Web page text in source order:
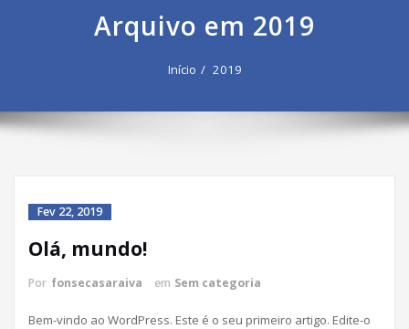
Arquivo em 2019
Início 2019
Fev 22, 2019
Olá, mundo!
Por fonsecasaraiva em Sem categoria
Bem-vindo ao WordPress. Este é o seu primeiro artigo. Edite-o